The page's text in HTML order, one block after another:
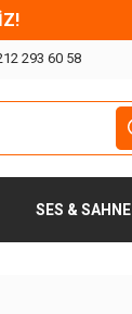
293 60 58
SES & SAHNE